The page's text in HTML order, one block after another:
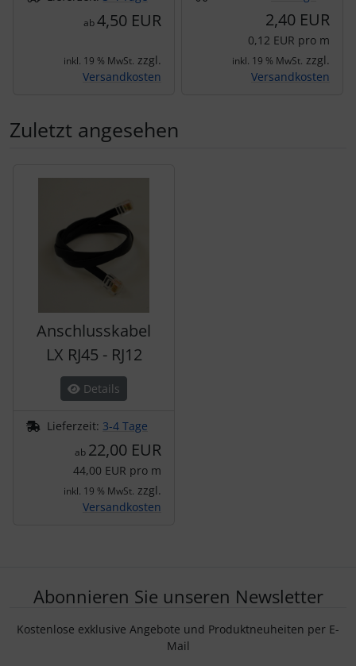
ab4,50 EUR
inkl. 19 % MwSt. zzgl.
Versandkosten
2,40 EUR
0,12 EUR pro m
inkl. 19 % MwSt. zzgl.
Versandkosten
Zuletzt angesehen
Anschlusskabel
LX RJ45 - RJ12
Details
Lieferzeit: 3-4 Tage
ab 22,00 EUR
44,00 EUR pro m
inkl. 19 % MwSt. zzgl.
Versandkosten
Abonnieren Sie unseren Newsletter
Kostenlose exklusive Angebote und Produktneuheiten per E-
Mail